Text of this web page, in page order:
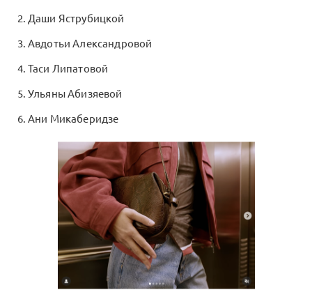
Даши Яструбицкой
Авдотьи Александровой
Таси Липатовой
Ульяны Абизяевой
Ани Микаберидзе